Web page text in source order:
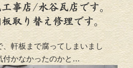
事店/水谷瓦店です。
取り替え修理です。
軒板まで腐ってしまいまし
付かなかったのかと…